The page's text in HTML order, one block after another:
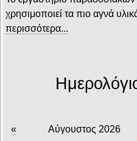
χρησιμοποιεί τα πιο αγνά
περισσότερα...
« Αύγουστος 2026